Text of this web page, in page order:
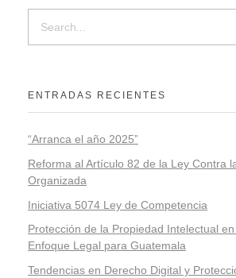
ENTRADAS RECIENTES
“Arranca el año 2025”
Reforma al Artículo 82 de la Ley Contra
Organizada
Iniciativa 5074 Ley de Competencia
Protección de la Propiedad Intelectual
Enfoque Legal para Guatemala
Tendencias en Derecho Digital y